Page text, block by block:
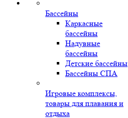
Бассейны
Каркасные
бассейны
Надувные
бассейны
Детские бассейны
Бассейны СПА
Игровые комплексы,
товары для плавания и
отдыха